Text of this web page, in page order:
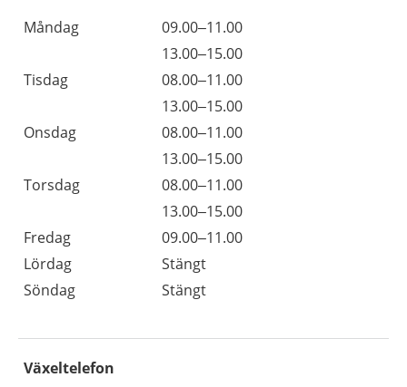
Måndag
09.00–11.00
13.00–15.00
Tisdag
08.00–11.00
13.00–15.00
Onsdag
08.00–11.00
13.00–15.00
Torsdag
08.00–11.00
13.00–15.00
Fredag
09.00–11.00
Lördag
Stängt
Söndag
Stängt
Växeltelefon